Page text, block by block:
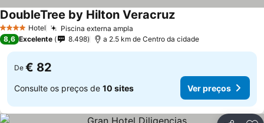
4 EstrelasHotel Piscina externa ampla
DoubleTree by Hilton VeracruzVer preços
8,6 Excelente 8.498 a 2.5 km de Centro da cidade
De € 82
Consulte os preços de 10 sites Ver preços